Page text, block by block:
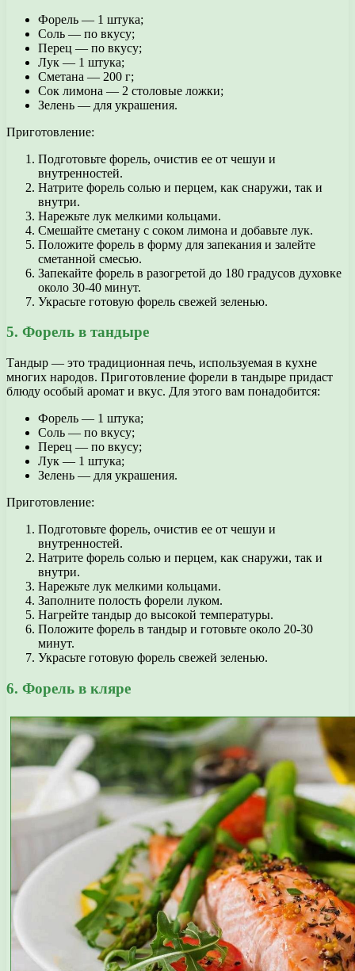
Форель — 1 штука;
Соль — по вкусу;
Перец — по вкусу;
Лук — 1 штука;
Сметана — 200 г;
Сок лимона — 2 столовые ложки;
Зелень — для украшения.
Приготовление:
Подготовьте форель, очистив ее от чешуи и
внутренностей.
Натрите форель солью и перцем, как снаружи, так и
внутри.
Нарежьте лук мелкими кольцами.
Смешайте сметану с соком лимона и добавьте лук.
Положите форель в форму для запекания и залейте
сметанной смесью.
Запекайте форель в разогретой до 180 градусов духовке
около 30-40 минут.
Украсьте готовую форель свежей зеленью.
5. Форель в тандыре
Тандыр — это традиционная печь, используемая в кухне
многих народов. Приготовление форели в тандыре придаст
блюду особый аромат и вкус. Для этого вам понадобится:
Форель — 1 штука;
Соль — по вкусу;
Перец — по вкусу;
Лук — 1 штука;
Зелень — для украшения.
Приготовление:
Подготовьте форель, очистив ее от чешуи и
внутренностей.
Натрите форель солью и перцем, как снаружи, так и
внутри.
Нарежьте лук мелкими кольцами.
Заполните полость форели луком.
Нагрейте тандыр до высокой температуры.
Положите форель в тандыр и готовьте около 20-30
минут.
Украсьте готовую форель свежей зеленью.
6. Форель в кляре